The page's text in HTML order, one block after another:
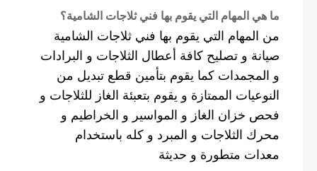
ما هي المهام التي يقوم بها فني ثلاجات الشامية؟
من المهام التي يقوم بها فني ثلاجات الشامية
صيانة و تصليح كافة أعطال الثلاجات و البرادات
و المجمدات كما يقوم بتأمين قطع تبديل من
النوعيات الممتازة و يقوم بتعبئة الغاز للثلاجات و
فحص خزان الغاز و المواسير و الخراطيم و
محرك الثلاجات و المبرد و كله باستخدام
معدات متطورة و حديثة